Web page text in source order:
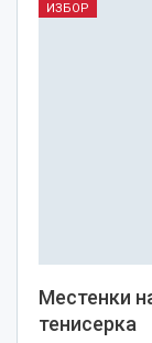
ИЗБОР
Местенки
тенисерка